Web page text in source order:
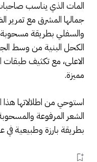
المات الذي يناسب
جمالها المشرق مع تمرير
والسفلي بطريقة مسحوبة
الكحل البنية من وسط
الاعلى، مع تكثيف طبقات
مميزة.
استوحي من اطلالاتها
الشعر المرفوعة
بطريقة بارزة وطبيعية في